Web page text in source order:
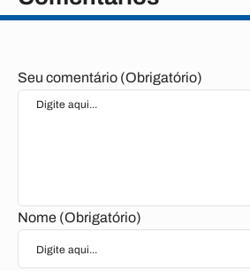
Seu comentário (Obrigatório)
Nome (Obrigatório)